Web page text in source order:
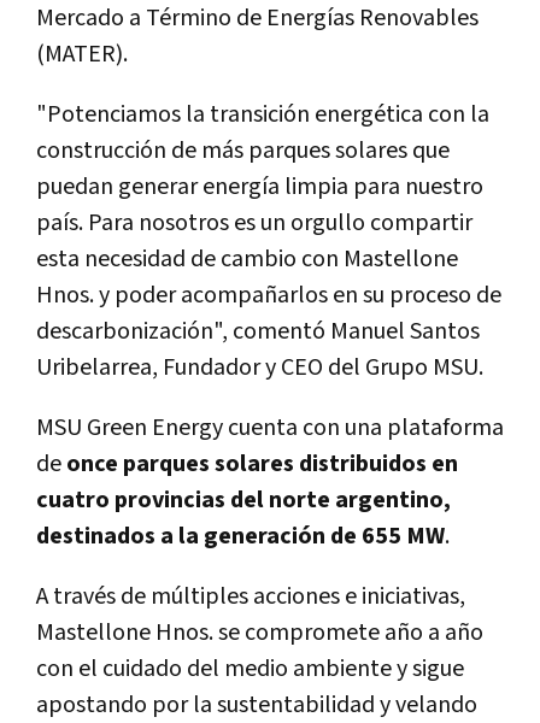
Mercado a Término de Energías Renovables
(MATER).
"Potenciamos la transición energética con la
construcción de más parques solares que
puedan generar energía limpia para nuestro
país. Para nosotros es un orgullo compartir
esta necesidad de cambio con Mastellone
Hnos. y poder acompañarlos en su proceso de
descarbonización", comentó Manuel Santos
Uribelarrea, Fundador y CEO del Grupo MSU.
MSU Green Energy cuenta con una plataforma
deonce parques solares distribuidos en
cuatro provincias del norte argentino,
destinados a la generación de 655 MW.
A través de múltiples acciones e iniciativas,
Mastellone Hnos. se compromete año a año
con el cuidado del medio ambiente y sigue
apostando por la sustentabilidad y velando